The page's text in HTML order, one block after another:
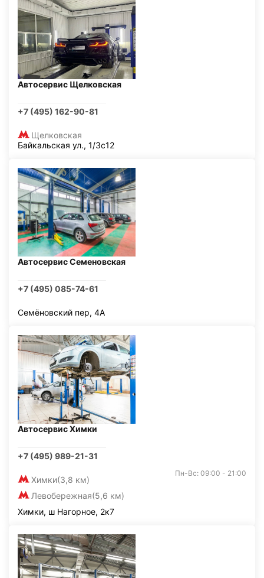
Автосервис Щелковская
+7 (495) 162-90-81
Щелковская
Байкальская ул., 1/3с12
Автосервис Семеновская
+7 (495) 085-74-61
Семёновский пер, 4А
Автосервис Химки
+7 (495) 989-21-31
Химки(3,8 км)
Левобережная(5,6 км)
Пн-Вс: 09:00 - 21:00
Химки, ш Нагорное, 2к7